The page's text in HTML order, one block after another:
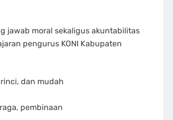
jawab moral sekaligus akuntabilitas
pengurus KONI Kabupaten
dan mudah
pembinaan